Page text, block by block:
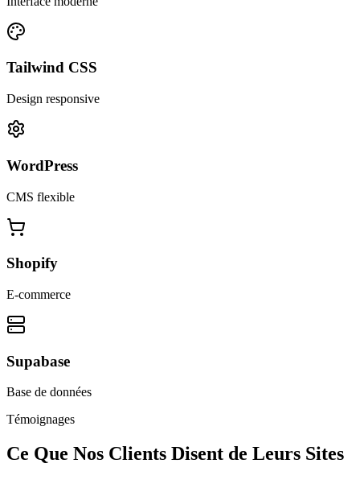
Tailwind CSS
Design responsive
WordPress
CMS flexible
Shopify
E-commerce
Supabase
Base de données
Témoignages
Ce Que Nos Clients Disent de Leurs Sites